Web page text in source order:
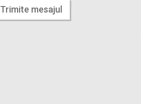
Trimite mesajul